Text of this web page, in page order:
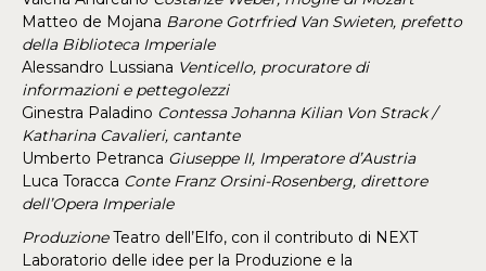
Matteo de Mojana Barone Gotrfried Van Swieten, prefetto
della Biblioteca Imperiale
Alessandro Lussiana Venticello, procuratore di
informazioni e pettegolezzi
Ginestra Paladino Contessa Johanna Kilian Von Strack /
Katharina Cavalieri, cantante
Umberto Petranca Giuseppe II, Imperatore d’Austria
Luca Toracca Conte Franz Orsini-Rosenberg, direttore
dell’Opera Imperiale
ProduzioneTeatro dell’Elfo, con il contributo di NEXT
Laboratorio delle idee per la Produzione e la